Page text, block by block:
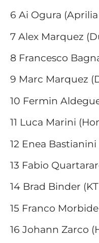
6 Ai Ogura
7 Alex Marquez
8 Francesco
9 Marc Marquez
10 Fermin
11 Luca Marini
12 Enea Bastianini
13 Fabio
14 Brad Binder
15 Franco
16 Johann Zarco